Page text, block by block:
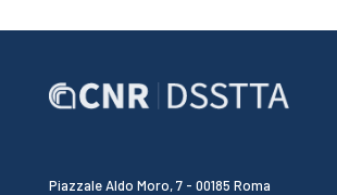
Piazzale Aldo Moro, 7 - 00185 Roma